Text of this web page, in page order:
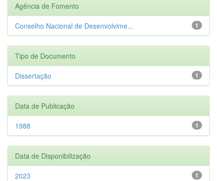
Agência de Fomento
1
Conselho Nacional de Desenvolvime...
Tipo de Documento
1
Dissertação
Data de Publicação
1
1988
Data de Disponibilização
1
2023